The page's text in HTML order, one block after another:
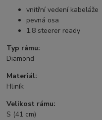
vnitřní vedení kabeláže
pevná osa
1.8 steerer ready
Typ rámu:
Diamond
Materiál:
Hliník
Velikost rámu:
S (41 cm)